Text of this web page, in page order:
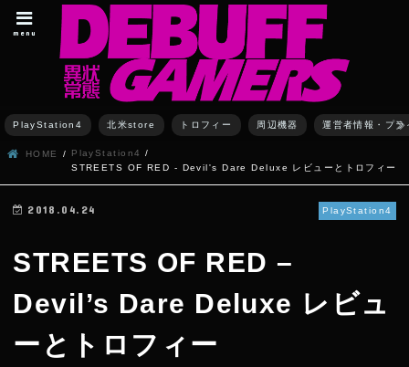
menu
PlayStation4 北米store トロフィー 周辺機器 運営者情報・プ
HOME
PlayStation4
STREETS OF RED - Devil's Dare Deluxe レビューとトロフィー
PlayStation4
2018.04.24
STREETS OF RED –
Devil’s Dare Deluxe レビュ
ーとトロフィー